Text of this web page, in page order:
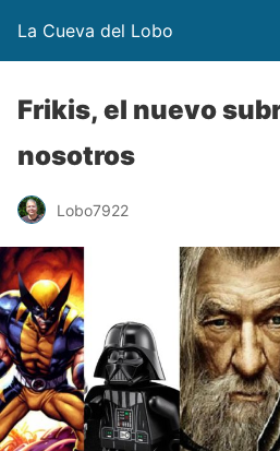
La Cueva del Lobo
Frikis, el nuevo
nosotros
Lobo7922